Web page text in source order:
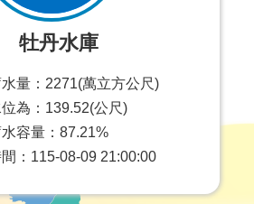
牡丹水庫
量：2271(萬立方公尺)
位為：139.52(公尺)
容量：87.21%
：115-08-09 21:00:00